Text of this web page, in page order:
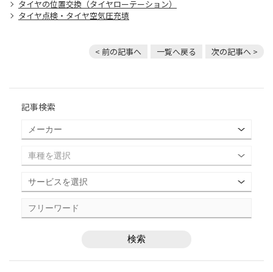
タイヤの位置交換（タイヤローテーション）
タイヤ点検・タイヤ空気圧充填
< 前の記事へ 一覧へ戻る 次の記事へ >
記事検索